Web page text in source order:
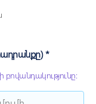
եթե նշված
*